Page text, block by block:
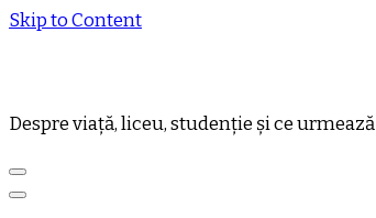
Skip to Content
Despre viață, liceu, studenție și ce urmează